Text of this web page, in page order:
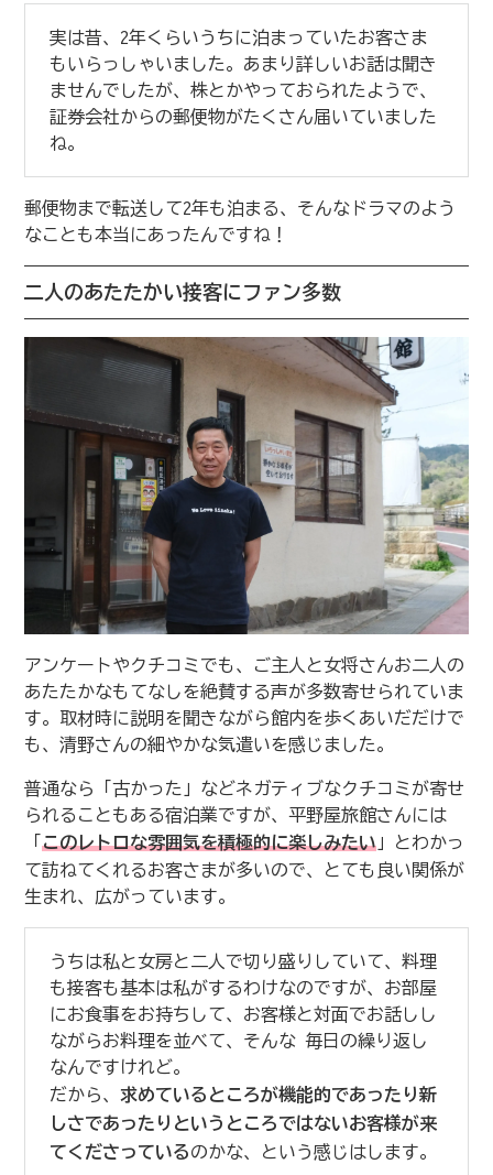
実は昔、2年くらいうちに泊まっていたお客さま
もいらっしゃいました。あまり詳しいお話は聞き
ませんでしたが、株とかやっておられたようで、
証券会社からの郵便物がたくさん届いていました
ね。
郵便物まで転送して2年も泊まる、そんなドラマのよう
なことも本当にあったんですね！
二人のあたたかい接客にファン多数
アンケートやクチコミでも、ご主人と女将さんお二人の
あたたかなもてなしを絶賛する声が多数寄せられていま
す。取材時に説明を聞きながら館内を歩くあいだだけで
も、清野さんの細やかな気遣いを感じました。
普通なら「古かった」などネガティブなクチコミが寄せ
られることもある宿泊業ですが、平野屋旅館さんには
このレトロな雰囲気を積極的に楽しみたい 」とわかっ
て訪ねてくれるお客さまが多いので、とても良い関係が
生まれ、広がっています。
うちは私と女房と二人で切り盛りしていて、料理
も接客も基本は私がするわけなのですが、お部屋
にお食事をお持ちして、お客様と対面でお話しし
ながらお料理を並べて、そんな 毎日の繰り返し
なんですけれど。
だから、 求めているところが機能的であったり新
しさであったりというところではないお客様が来
てくださっているのかな、という感じはします。